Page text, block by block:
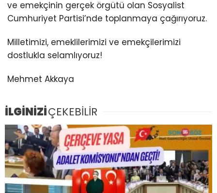
ve emekçinin gerçek örgütü olan Sosyalist
Cumhuriyet Partisi’nde toplanmaya çağırıyoruz.
Milletimizi, emeklilerimizi ve emekçilerimizi
dostlukla selamlıyoruz!
Mehmet Akkaya
İLGİNİZİÇEKEBİLİR